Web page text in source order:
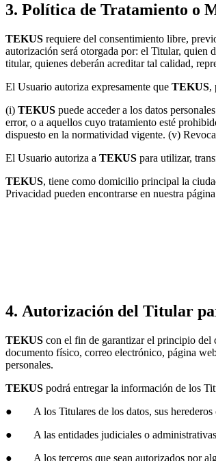
3. Política de Tratamiento o
TEKUS requiere del consentimiento libre,
autorización será otorgada por: el Titular, quien
titular, quienes deberán acreditar tal calidad,
El Usuario autoriza expresamente que TEKUS,
(i) TEKUS puede acceder a los datos
error, o a aquellos cuyo tratamiento esté
dispuesto en la normatividad vigente. (v)
El Usuario autoriza a TEKUS para utilizar,
TEKUS, tiene como domicilio principal la
Privacidad pueden encontrarse en nuestra
4. Autorización del Titular
TEKUS con el fin de garantizar el principio del
documento físico, correo electrónico, página
personales.
TEKUS podrá entregar la información de los
● A los Titulares de los datos, sus herederos o
● A las entidades judiciales o administrativas
● A los terceros que sean autorizados por